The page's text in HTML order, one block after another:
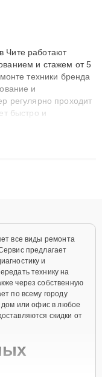
Чите работают
и стажем от 5
техники бренда
и
регулярно проходит
быстро и
решают
все виды ремонта
предлагает
и
технику на
через собственную
по всему городу
дом или офис в любое
скидки от